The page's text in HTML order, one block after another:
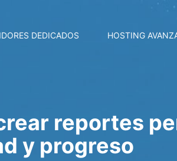
DEDICADOS HOSTING
reportes
y progreso